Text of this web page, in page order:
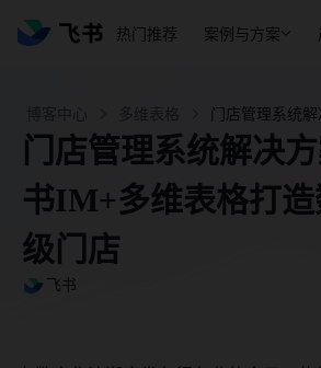
热门推荐 案例与方案
门店管理系统解决
书IM+多维表格打
级门店
飞书